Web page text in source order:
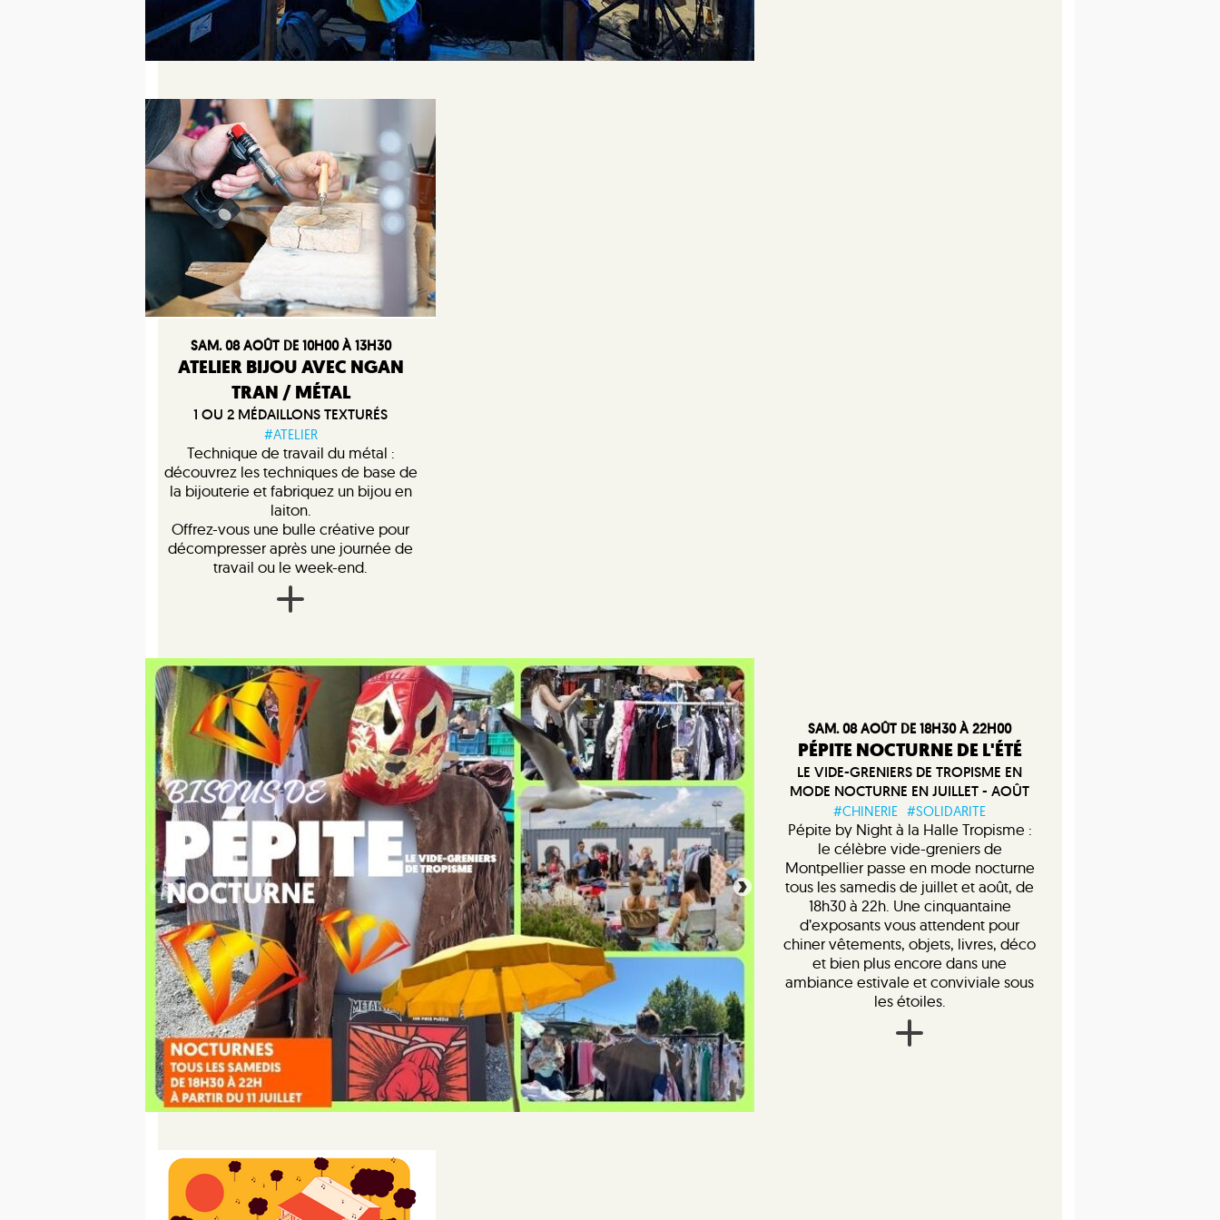
SAM. 08 AOÛT DE 10H00 À 13H30
ATELIER BIJOU AVEC NGAN
TRAN / MÉTAL
1 OU 2 MÉDAILLONS TEXTURÉS
#ATELIER
Technique de travail du métal :
découvrez les techniques de base de
la bijouterie et fabriquez un bijou en
laiton.
Offrez-vous une bulle créative pour
décompresser après une journée de
travail ou le week-end.
SAM. 08 AOÛT DE 18H30 À 22H00
PÉPITE NOCTURNE DE L'ÉTÉ
LE VIDE-GRENIERS DE TROPISME EN
MODE NOCTURNE EN JUILLET - AOÛT
#CHINERIE #SOLIDARITE
Pépite by Night à la Halle Tropisme :
le célèbre vide-greniers de
Montpellier passe en mode nocturne
tous les samedis de juillet et août, de
18h30 à 22h. Une cinquantaine
d’exposants vous attendent pour
chiner vêtements, objets, livres, déco
et bien plus encore dans une
ambiance estivale et conviviale sous
les étoiles.